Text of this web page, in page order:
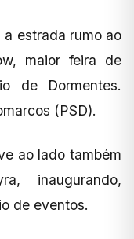
a estrada rumo ao
maior feira de
de Dormentes.
(PSD).
ao lado também
inaugurando,
de eventos.